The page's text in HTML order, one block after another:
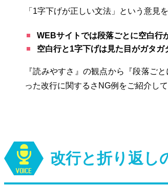
「1字下げが正しい文法」という意見
WEBサイトでは段落ごとに空白行
空白行と1字下げは見た目がガタガ
『読みやすさ』の観点から『段落ご
った改行に関するさNG例をご紹介して
改行と折り返し